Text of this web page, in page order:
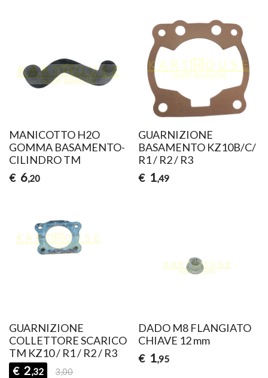
MANICOTTO H2O
GOMMA BASAMENTO-
CILINDRO TM
€ 6,20
GUARNIZIONE
BASAMENTO KZ10B/C/
R1 / R2 / R3
€ 1,49
GUARNIZIONE
COLLETTORE SCARICO
TM KZ10 / R1 / R2 / R3
€ 2,32 3,00
DADO M8 FLANGIATO
CHIAVE 12 mm
€ 1,95